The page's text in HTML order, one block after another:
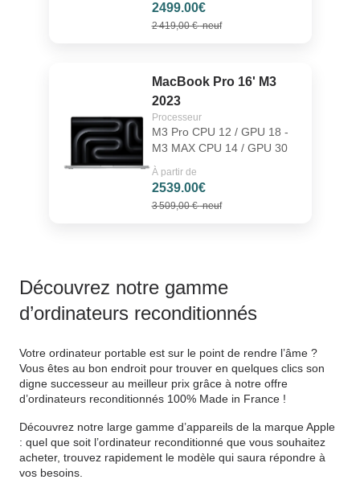
2499.00€
2 419,00 €neuf
MacBook Pro 16' M3
2023
Processeur
M3 Pro CPU 12 / GPU 18 -
M3 MAX CPU 14 / GPU 30
À partir de
2539.00€
3 509,00 €neuf
Découvrez notre gamme
d’ordinateurs reconditionnés
Votre ordinateur portable est sur le point de rendre l’âme ?
Vous êtes au bon endroit pour trouver en quelques clics son
digne successeur au meilleur prix grâce à notre offre
d’ordinateurs reconditionnés 100% Made in France !
Découvrez notre large gamme d’appareils de la marque Apple
: quel que soit l’ordinateur reconditionné que vous souhaitez
acheter, trouvez rapidement le modèle qui saura répondre à
vos besoins.